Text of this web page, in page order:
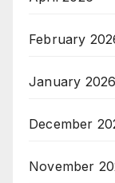
February
January 2026
December
November